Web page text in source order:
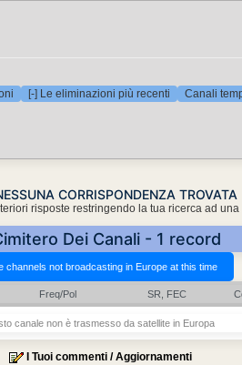
[-] Le eliminazioni più recenti Canali
CORRISPONDENZA TROVATA
risposte restringendo la tua ricerca ad
Dei Canali - 1 record
Freq/Pol SR, FEC
canale non è trasmesso da satellite in Europa
I Tuoi commenti / Aggiornamenti